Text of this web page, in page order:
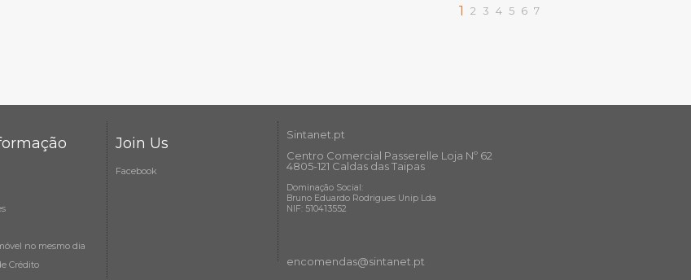
1 2 3 4 5 6 7
no mesmo dia
Crédito
Join Us
Facebook
Sintanet.pt
Centro Comercial Passerelle Loja Nº 62
4805-121 Caldas das Taipas
Dominação Social:
Bruno Eduardo Rodrigues Unip Lda
NIF: 510413552
encomendas@sintanet .pt